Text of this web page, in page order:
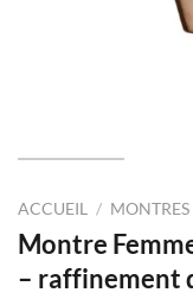
ACCUEIL /
Montre
– raffinement